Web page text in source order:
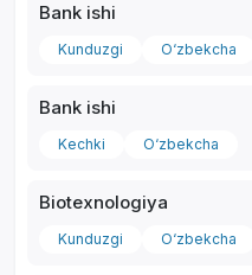
Bank ishi
Kunduzgi O‘zbekcha
Bank ishi
Kechki O‘zbekcha
Biotexnologiya
Kunduzgi O‘zbekcha